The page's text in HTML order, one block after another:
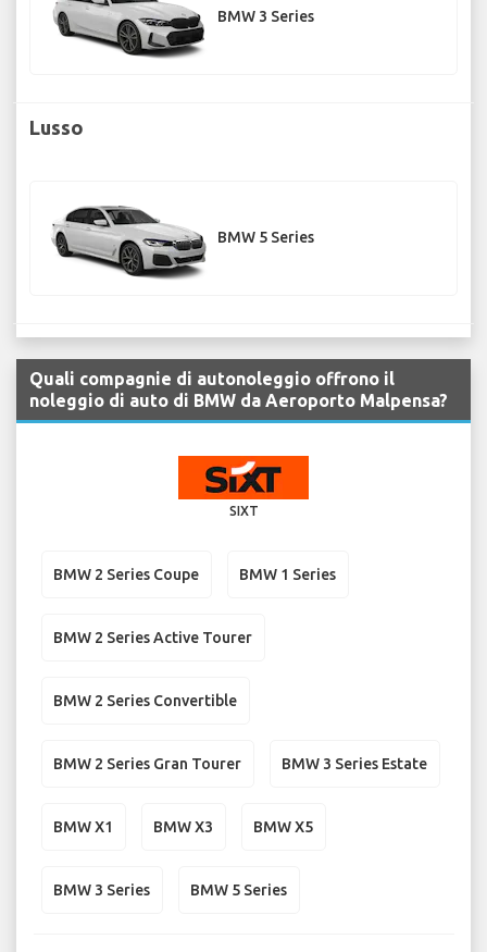
BMW 3 Series
Lusso
BMW 5 Series
Quali compagnie di autonoleggio offrono il
noleggio di auto di BMW da Aeroporto Malpensa?
SIXT
BMW 2 Series Coupe BMW 1 Series
BMW 2 Series Active Tourer
BMW 2 Series Convertible
BMW 2 Series Gran Tourer BMW 3 Series Estate
BMW X1 BMW X3 BMW X5
BMW 3 Series BMW 5 Series